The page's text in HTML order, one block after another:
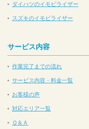
ダイハツのイモビライザー
スズキのイモビライザー
サービス内容
作業完了までの流れ
サービス内容・料金一覧
お客様の声
対応エリア一覧
Ｑ＆Ａ